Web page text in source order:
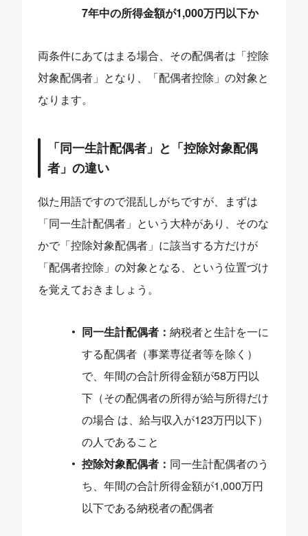
7年中の所得金額が1,000万円以下か
両条件にあてはまる場合、その配偶者は「控除
対象配偶者」となり、「配偶者控除」の対象と
なります。
「同一生計配偶者」と「控除対象配偶
者」の違い
似た用語ですので混乱しがちですが、まずは
「同一生計配偶者」という大枠があり、そのな
かで「控除対象配偶者」に該当する方だけが
「配偶者控除」の対象となる、という位置づけ
を覚えておきましょう。
同一生計配偶者：納税者と生計を一に
する配偶者（事業専従者等を除く）
で、年間の合計所得金額が58万円以
下（その配偶者の所得が給与所得だけ
の場合 は、給与収入が123万円以下）
の人であること
控除対象配偶者： 同一生計配偶者のう
ち、年間の合計所得金額が1,000万円
以下である納税者の配偶者